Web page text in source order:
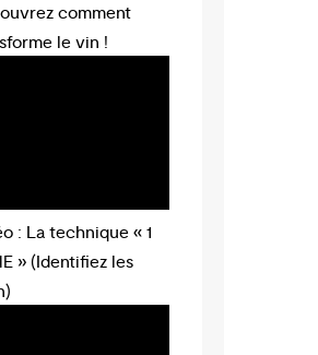
comment
le vin !
: La technique « 1
» (Identifiez les